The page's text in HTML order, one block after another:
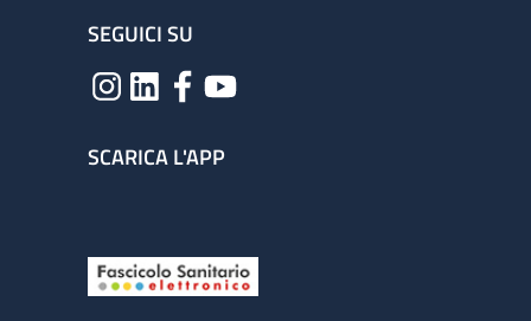
SEGUICI SU
SCARICA L'APP